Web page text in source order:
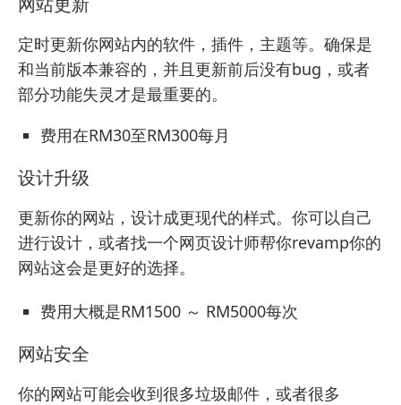
网站更新
定时更新你网站内的软件，插件，主题等。确保是
和当前版本兼容的，并且更新前后没有bug，或者
部分功能失灵才是最重要的。
费用在RM30至RM300每月
设计升级
更新你的网站，设计成更现代的样式。你可以自己
进行设计，或者找一个网页设计师帮你revamp你的
网站这会是更好的选择。
费用大概是RM1500 ～ RM5000每次
网站安全
你的网站可能会收到很多垃圾邮件，或者很多